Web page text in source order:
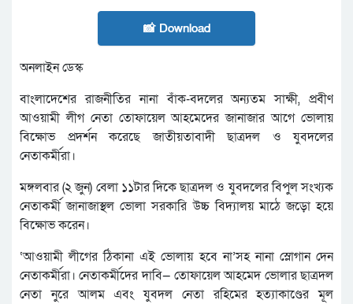
📸 Download
অনলাইন ডেস্ক
বাংলাদেশের রাজনীতির নানা বাঁক-বদলের অন্যতম সাক্ষী, প্রবীণ
আওয়ামী লীগ নেতা তোফায়েল আহমেদের জানাজার আগে ভোলায়
বিক্ষোভ প্রদর্শন করেছে জাতীয়তাবাদী ছাত্রদল ও যুবদলের
নেতাকর্মীরা।
মঙ্গলবার (২ জুন) বেলা ১১টার দিকে ছাত্রদল ও যুবদলের বিপুল সংখ্যক
নেতাকর্মী জানাজাস্থল ভোলা সরকারি উচ্চ বিদ্যালয় মাঠে জড়ো হয়ে
বিক্ষোভ করেন।
‘আওয়ামী লীগের ঠিকানা এই ভোলায় হবে না’সহ নানা স্লোগান দেন
নেতাকর্মীরা। নেতাকর্মীদের দাবি— তোফায়েল আহমেদ ভোলার ছাত্রদল
নেতা নুরে আলম এবং যুবদল নেতা রহিমের হত্যাকাণ্ডের মূল